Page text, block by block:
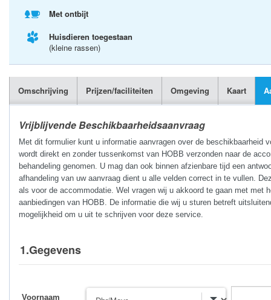
Met ontbijt
Huisdieren toegestaan
(kleine rassen)
Omschrijving Prijzen/faciliteiten Omgeving Kaart
Vrijblijvende Beschikbaarheidsaanvraag
Met dit formulier kunt u informatie aanvragen over de beschikbaarheid
wordt direkt en zonder tussenkomst van HOBB verzonden naar de
behandeling genomen. U mag dan ook binnen afzienbare tijd een
afhandeling van uw aanvraag dient u alle velden correct in te vullen.
als voor de accommodatie. Wel vragen wij u akkoord te gaan met met
aanbiedingen van HOBB. De informatie die wij u sturen betreft
mogelijkheid om u uit te schrijven voor deze service.
1.Gegevens
Voornaam